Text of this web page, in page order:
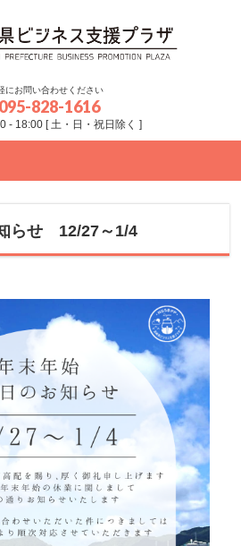
にお問い合わせください
828-1616
- 18:00 [ 土・日・祝日除く ]
らせ 12/27～1/4